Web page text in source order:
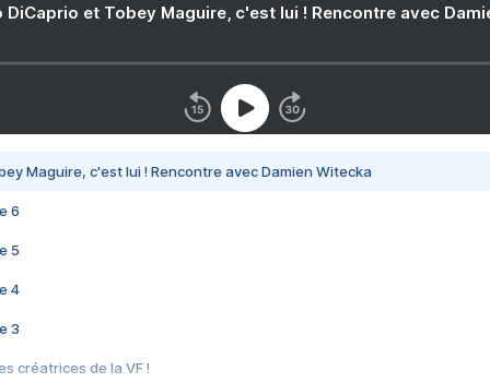
DiCaprio et Tobey Maguire, c'est lui ! Rencontre avec
Maguire, c'est lui ! Rencontre avec Damien Witecka
6
5
4
3
créatrices de la VF !